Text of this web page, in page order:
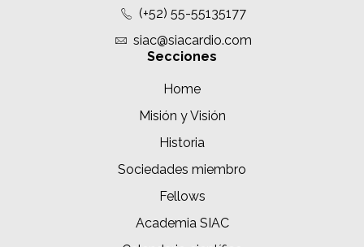
(+52) 55-55135177
siac@siacardio.com
Secciones
Home
Misión y Visión
Historia
Sociedades miembro
Fellows
Academia SIAC